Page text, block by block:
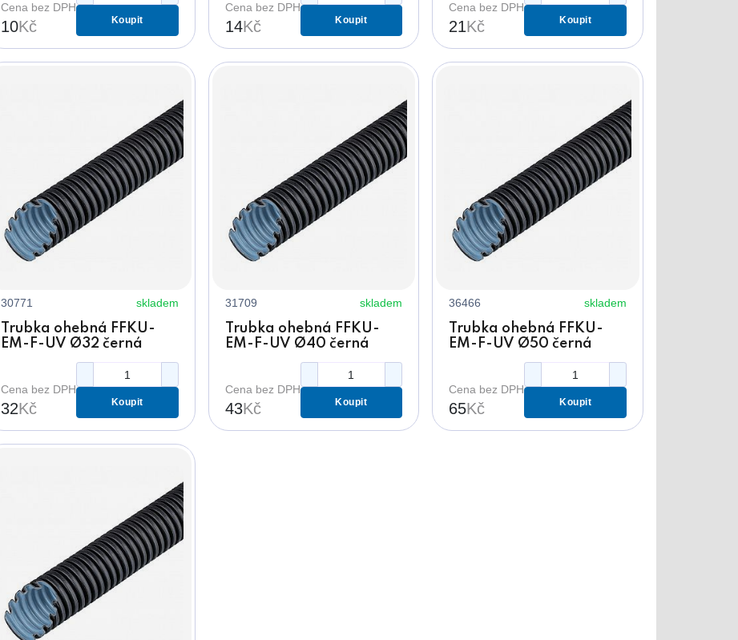
Cena bez DPH
10Kč Koupit
Cena bez DPH
14Kč Koupit
Cena bez DPH
21Kč Koupit
30771 skladem
Trubka ohebná FFKU-
EM-F-UV Ø32 černá
Cena bez DPH
32Kč Koupit
31709 skladem
Trubka ohebná FFKU-
EM-F-UV Ø40 černá
Cena bez DPH
43Kč Koupit
36466 skladem
Trubka ohebná FFKU-
EM-F-UV Ø50 černá
Cena bez DPH
65Kč Koupit